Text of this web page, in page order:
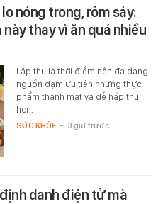
nóng trong, rôm sảy:
thay vì ăn quá nhiều
Lập thu là thời điểm nên đa dạng
nguồn đạm ưu tiên những thực
phẩm thanh mát và dễ hấp thu
hơn.
SỨC KHỎE - 3 giờ trước
danh điện tử mà